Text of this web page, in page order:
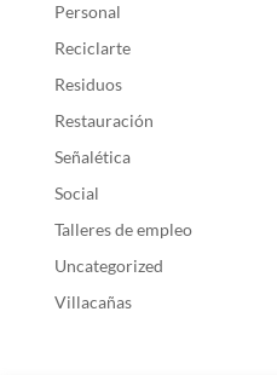
Personal
Reciclarte
Residuos
Restauración
Señalética
Social
Talleres de empleo
Uncategorized
Villacañas